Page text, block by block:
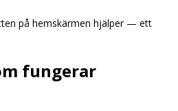
på hemskärmen hjälper — ett
fungerar